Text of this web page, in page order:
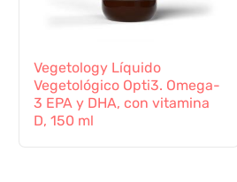
Vegetology Líquido
Vegetológico Opti3. Omega-
3 EPA y DHA, con vitamina
D, 150 ml